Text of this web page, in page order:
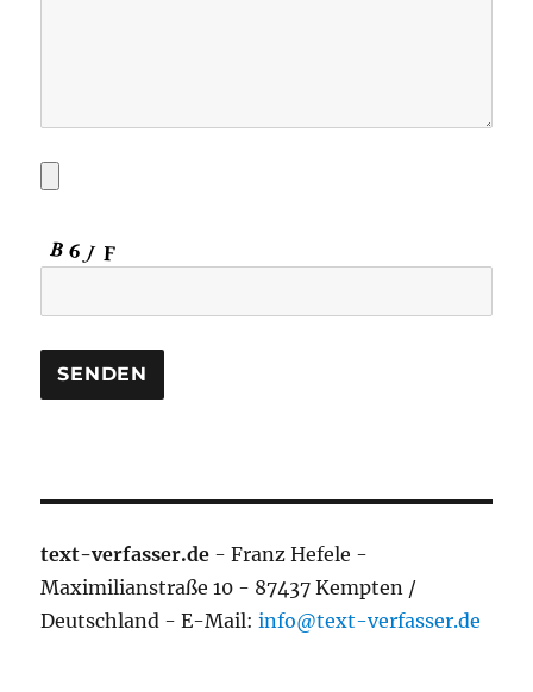
text-verfasser.de - Franz Hefele -
Maximilianstraße 10 - 87437 Kempten /
Deutschland - E-Mail:info@text-verfasser.de